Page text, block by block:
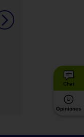
Chat
Opiniones